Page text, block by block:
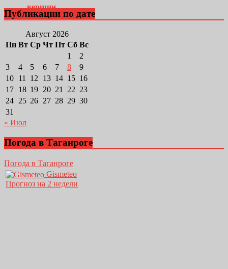
Публикации по дате
Август 2026
Пн Вт Ср Чт Пт Сб Вс
1
2
3
4 5 6 7 8
9
10 11 12 13 14 15 16
17 18 19 20 21 22 23
24 25 26 27 28 29 30
31
« Июл
Погода в Таганроге
Погода в Таганроге
Gismeteo
Прогноз на 2 недели